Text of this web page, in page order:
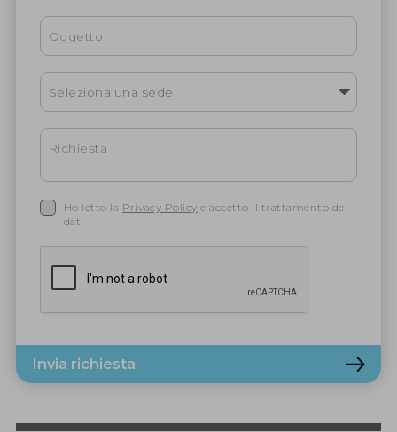
Ho letto la Privacy Policy e accetto il trattamento dei
dati
Invia richiesta